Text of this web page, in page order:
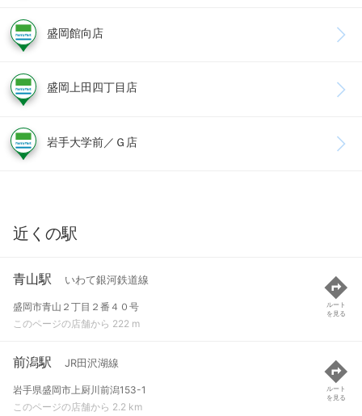
盛岡館向店
盛岡上田四丁目店
岩手大学前／Ｇ店
近くの駅
青山駅 いわて銀河鉄道線
盛岡市青山２丁目２番４０号
このページの店舗から 222 m
ルート
を見る
前潟駅 JR田沢湖線
岩手県盛岡市上厨川前潟153-1
このページの店舗から 2.2 km
ルート
を見る